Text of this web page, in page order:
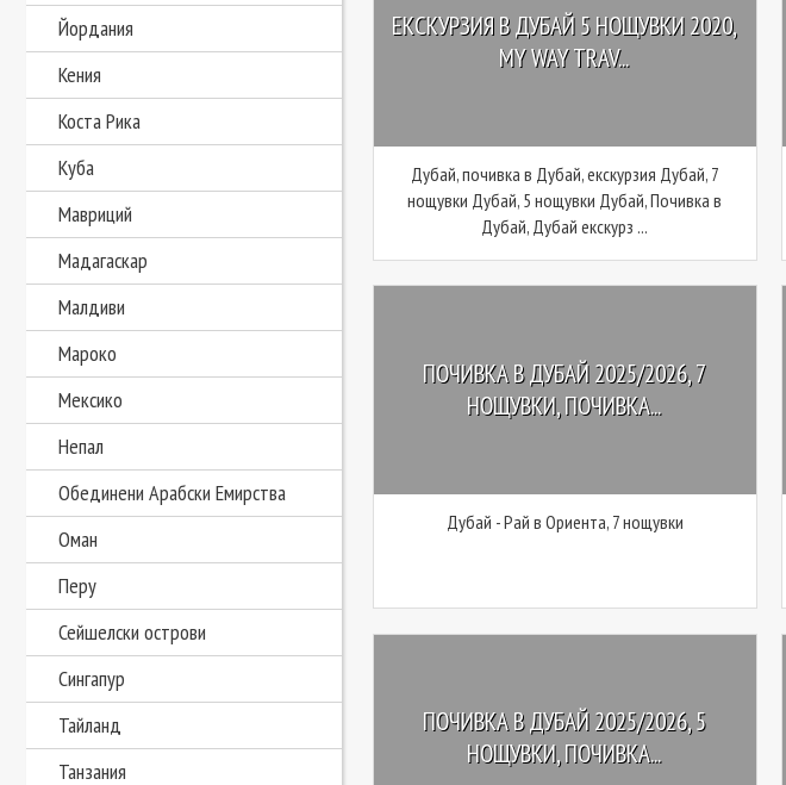
Йордания
Кения
Коста Рика
Куба
Мавриций
Мадагаскар
Малдиви
Мароко
Мексико
Непал
Обединени Арабски Емирства
Оман
Перу
Сейшелски острови
Сингапур
Тайланд
Танзания
ЕКСКУРЗИЯ В ДУБАЙ 5 НОЩУВКИ 2020,
MY WAY TRAV...
Дубай, почивка в Дубай, екскурзия Дубай, 7
нощувки Дубай, 5 нощувки Дубай, Почивка в
Дубай, Дубай екскурз ...
ПОЧИВКА В ДУБАЙ 2025/2026, 7
НОЩУВКИ, ПОЧИВКА...
Дубай - Рай в Ориента, 7 нощувки
ПОЧИВКА В ДУБАЙ 2025/2026, 5
НОЩУВКИ, ПОЧИВКА...